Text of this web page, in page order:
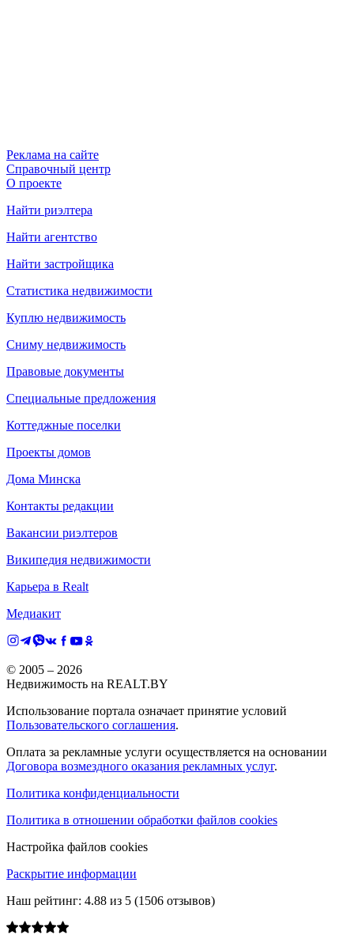
Реклама на сайте
Справочный центр
О проекте
Найти риэлтера
Найти агентство
Найти застройщика
Статистика недвижимости
Куплю недвижимость
Сниму недвижимость
Правовые документы
Специальные предложения
Коттеджные поселки
Проекты домов
Дома Минска
Контакты редакции
Вакансии риэлтеров
Википедия недвижимости
Карьера в Realt
Медиакит
© 2005 – 2026
Недвижимость на REALT.BY
Использование портала означает принятие условий
Пользовательского соглашения.
Оплата за рекламные услуги осуществляется на основании
Договора возмездного оказания рекламных услуг.
Политика конфиденциальности
Политика в отношении обработки файлов cookies
Настройка файлов cookies
Раскрытие информации
Наш рейтинг: 4.88 из 5 (1506 отзывов)